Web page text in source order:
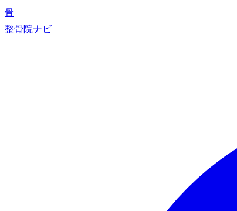
骨
整骨院ナビ